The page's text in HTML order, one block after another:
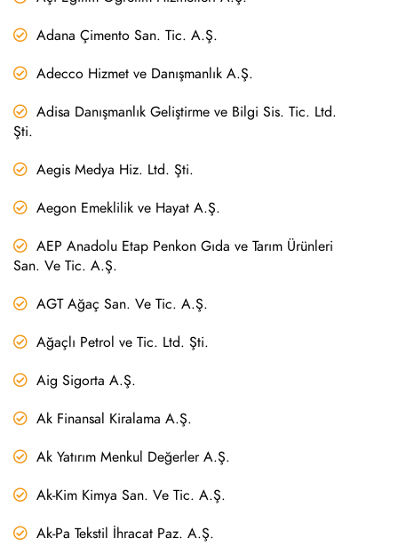
Adana Çimento San. Tic. A.Ş.
Adecco Hizmet ve Danışmanlık A.Ş.
Adisa Danışmanlık Geliştirme ve Bilgi Sis. Tic. Ltd.
Şti.
Aegis Medya Hiz. Ltd. Şti.
Aegon Emeklilik ve Hayat A.Ş.
AEP Anadolu Etap Penkon Gıda ve Tarım Ürünleri
San. Ve Tic. A.Ş.
AGT Ağaç San. Ve Tic. A.Ş.
Ağaçlı Petrol ve Tic. Ltd. Şti.
Aig Sigorta A.Ş.
Ak Finansal Kiralama A.Ş.
Ak Yatırım Menkul Değerler A.Ş.
Ak-Kim Kimya San. Ve Tic. A.Ş.
Ak-Pa Tekstil İhracat Paz. A.Ş.